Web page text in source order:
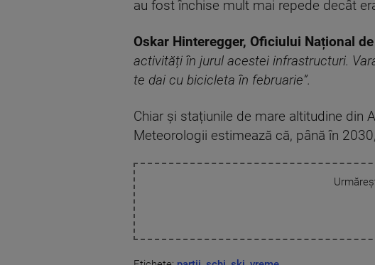
au fost închise mult mai repede decât
Oskar Hinteregger, Oficiului Național
activități în jurul acestei infrastructuri.
te dai cu bicicleta în februarie”.
Chiar și stațiunile de mare altitudine din
Meteorologii estimează că, până în